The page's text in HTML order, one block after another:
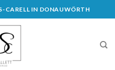
CARELL IN DONAUWÖRTH